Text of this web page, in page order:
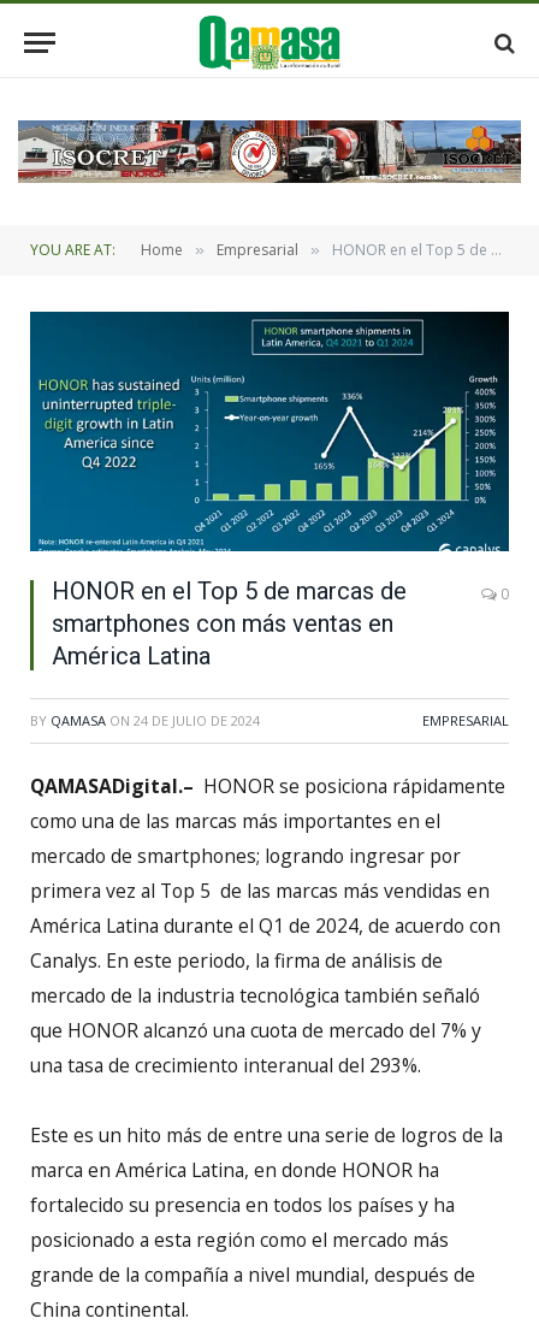
YOU ARE AT: Home » Empresarial » HONOR en el Top 5 de marcas de smartphones con más ventas en América Latina
HONOR en el Top 5 de marcas de
smartphones con más ventas en
América Latina
0
BY QAMASA ON 24 DE JULIO DE 2024 EMPRESARIAL
QAMASADigital.– HONOR se posiciona rápidamente
como una de las marcas más importantes en el
mercado de smartphones; logrando ingresar por
primera vez al Top 5 de las marcas más vendidas en
América Latina durante el Q1 de 2024, de acuerdo con
Canalys. En este periodo, la firma de análisis de
mercado de la industria tecnológica también señaló
que HONOR alcanzó una cuota de mercado del 7% y
una tasa de crecimiento interanual del 293%.
Este es un hito más de entre una serie de logros de la
marca en América Latina, en donde HONOR ha
fortalecido su presencia en todos los países y ha
posicionado a esta región como el mercado más
grande de la compañía a nivel mundial, después de
China continental.